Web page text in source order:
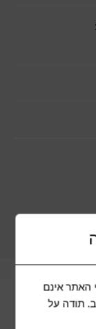
לכם
האתר אינם
תודה על